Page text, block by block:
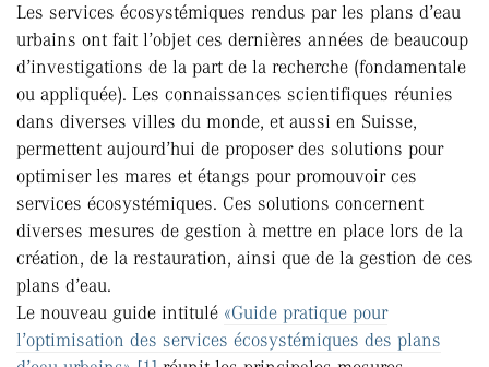
Les services écosystémiques rendus par les plans d’eau
urbains ont fait l’objet ces dernières années de beaucoup
d’investigations de la part de la recherche (fondamentale
ou appliquée). Les connaissances scientifiques réunies
dans diverses villes du monde, et aussi en Suisse,
permettent aujourd’hui de proposer des solutions pour
optimiser les mares et étangs pour promouvoir ces
services écosystémiques. Ces solutions concernent
diverses mesures de gestion à mettre en place lors de la
création, de la restauration, ainsi que de la gestion de ces
plans d’eau.
Le nouveau guide intitulé «Guide pratique pour
l’optimisation des services écosystémiques des plans